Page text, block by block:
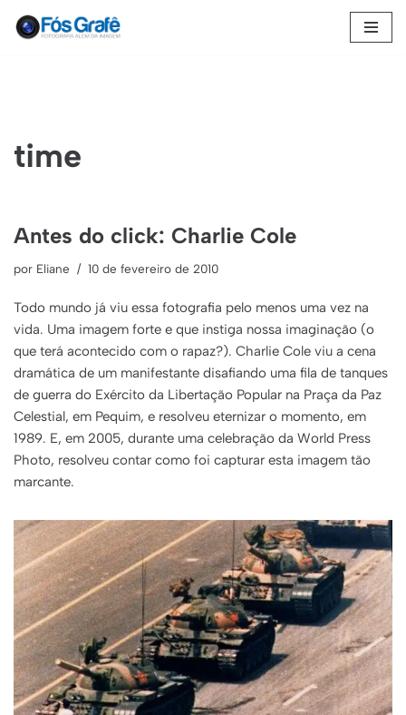
time
Antes do click: Charlie Cole
por Eliane 10 de fevereiro de 2010
Todo mundo já viu essa fotografia pelo menos uma vez na
vida. Uma imagem forte e que instiga nossa imaginação (o
que terá acontecido com o rapaz?). Charlie Cole viu a cena
dramática de um manifestante disafiando uma fila de tanques
de guerra do Exército da Libertação Popular na Praça da Paz
Celestial, em Pequim, e resolveu eternizar o momento, em
1989. E, em 2005, durante uma celebração da World Press
Photo, resolveu contar como foi capturar esta imagem tão
marcante.